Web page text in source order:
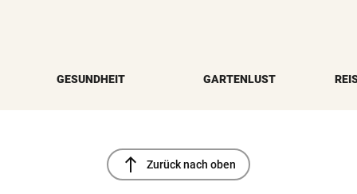
GESUNDHEIT GARTENLUST
north Zurück nach oben